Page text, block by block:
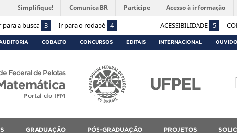
para a busca 3 Ir para o rodapé 4 ACESSIBILIDADE 5
Simplifique! Comunica BR Participe Acesso à informação
COBALTO CONCURSOS EDITAIS INTERNACIONAL
Federal de Pelotas
Portal do IFM
GRADUAÇÃO PÓS-GRADUAÇÃO PROJETOS